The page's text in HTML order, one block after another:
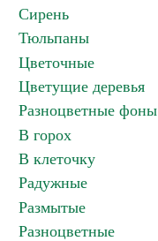
Сирень
Тюльпаны
Цветочные
Цветущие деревья
Разноцветные фоны
В горох
В клеточку
Радужные
Размытые
Разноцветные